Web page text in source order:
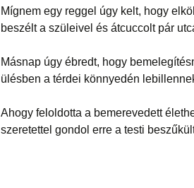
Mígnem egy reggel úgy kelt, hogy
beszélt a szüleivel és átcuccolt pár
Másnap úgy ébredt, hogy
ülésben a térdei könnyedén
Ahogy feloldotta a bemerevedett
szeretettel gondol erre a testi